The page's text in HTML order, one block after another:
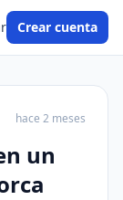
Crear cuenta
hace 2 meses
un